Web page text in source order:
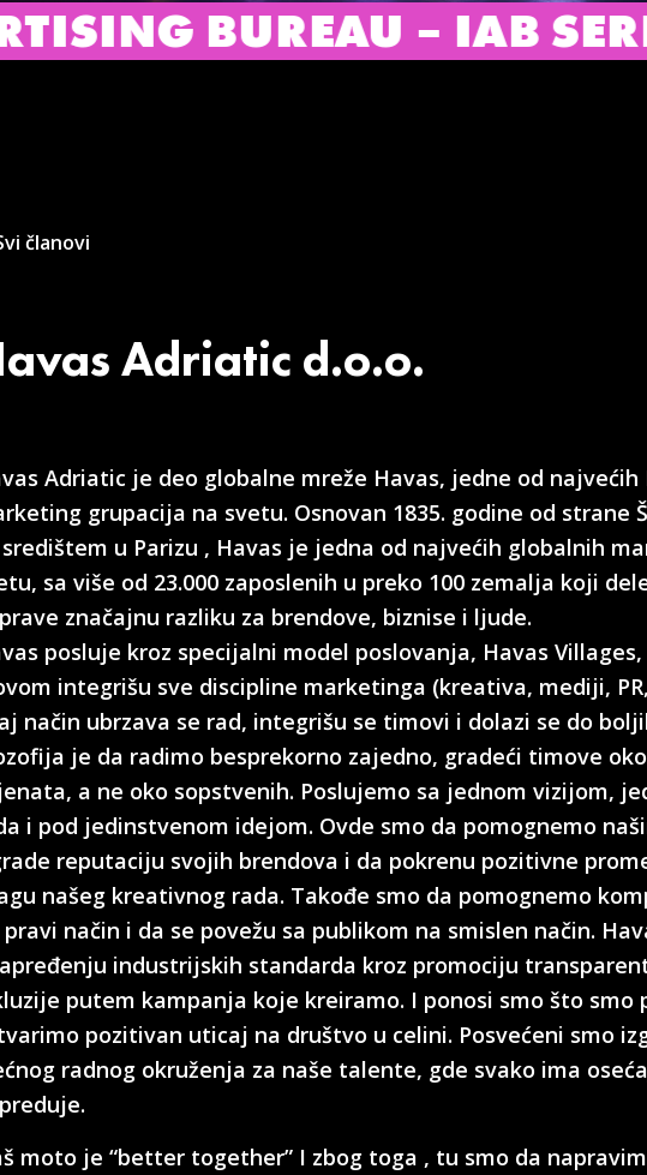
– IAB SERBIA
članovi
Adriatic d.o.o.
Adriatic je deo globalne mreže Havas, jedne od
grupacija na svetu. Osnovan 1835. godine od strane
u Parizu , Havas je jedna od najvećih globalnih
sa više od 23.000 zaposlenih u preko 100 zemalja koji
značajnu razliku za brendove, biznise i ljude.
posluje kroz specijalni model poslovanja, Havas
integrišu sve discipline marketinga (kreativa, mediji,
način ubrzava se rad, integrišu se timovi i dolazi se do
je da radimo besprekorno zajedno, gradeći timove
a ne oko sopstvenih. Poslujemo sa jednom vizijom,
i pod jedinstvenom idejom. Ovde smo da pomognemo
reputaciju svojih brendova i da pokrenu pozitivne
našeg kreativnog rada. Takođe smo da pomognemo
pravi način i da se povežu sa publikom na smislen način.
industrijskih standarda kroz promociju
putem kampanja koje kreiramo. I ponosi smo što smo
pozitivan uticaj na društvo u celini. Posvećeni smo
radnog okruženja za naše talente, gde svako ima
moto je “better together” I zbog toga , tu smo da